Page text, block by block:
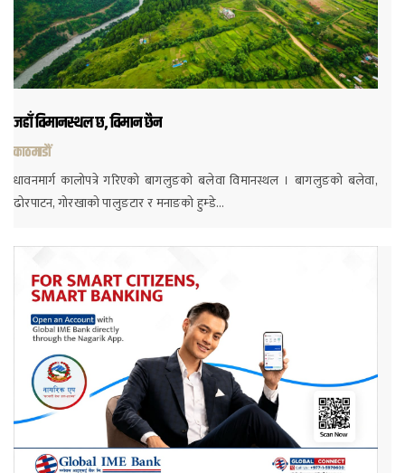
जहाँ विमानस्थल छ, विमान छैन
काठमाडौं
धावनमार्ग कालोपत्रे गरिएको बागलुङको बलेवा विमानस्थल । बागलुङको बलेवा,
ढोरपाटन, गोरखाको पालुङटार र मनाङको हुम्डे…